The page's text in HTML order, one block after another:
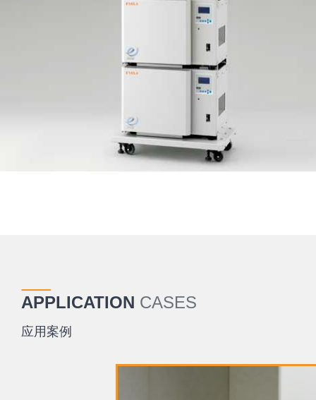
APPLICATION CASES
应用案例